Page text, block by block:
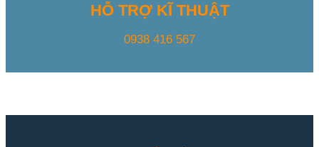
HỖ TRỢ KĨ THUẬT
0938 416 567